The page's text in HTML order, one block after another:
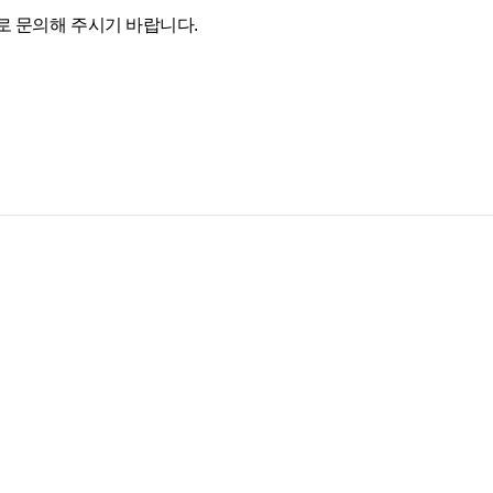
문의해 주시기 바랍니다.